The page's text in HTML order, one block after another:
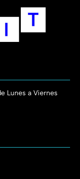
Lunes a Viernes